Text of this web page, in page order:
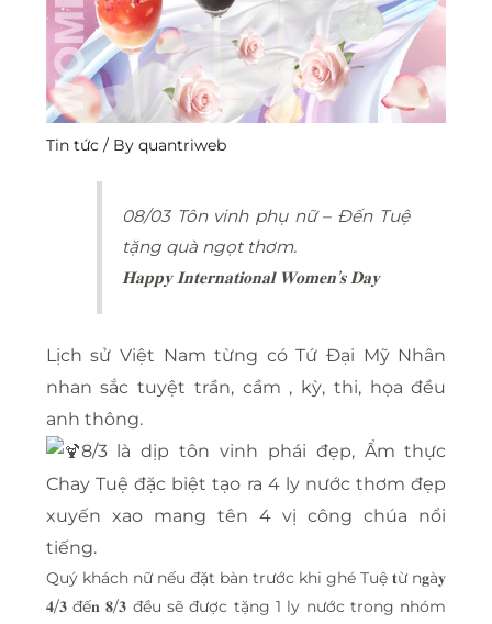
Tin tức/ By quantriweb
08/03 Tôn vinh phụ nữ – Đến Tuệ
tặng quà ngọt thơm.
𝐇𝐚𝐩𝐩𝐲 𝐈𝐧𝐭𝐞𝐫𝐧𝐚𝐭𝐢𝐨𝐧𝐚𝐥 𝐖𝐨𝐦𝐞𝐧’𝐬 𝐃𝐚𝐲
Lịch sử Việt Nam từng có Tứ Đại Mỹ Nhân
nhan sắc tuyệt trần, cầm , kỳ, thi, họa đều
anh thông.
8/3 là dịp tôn vinh phái đẹp, Ẩm thực
Chay Tuệ đặc biệt tạo ra 4 ly nước thơm đẹp
xuyến xao mang tên 4 vị công chúa nổi
tiếng.
Quý khách nữ nếu đặt bàn trước khi ghé Tuệ 𝐭ừ n𝐠à𝐲
𝟒/𝟑 đế𝐧 𝟖/𝟑 đều sẽ được tặng 1 ly nước trong nhóm